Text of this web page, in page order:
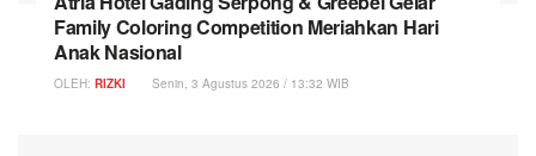
Family Coloring Competition Meriahkan Hari
Anak Nasional
OLEH: RIZKI Senin, 3 Agustus 2026 / 13:32 WIB